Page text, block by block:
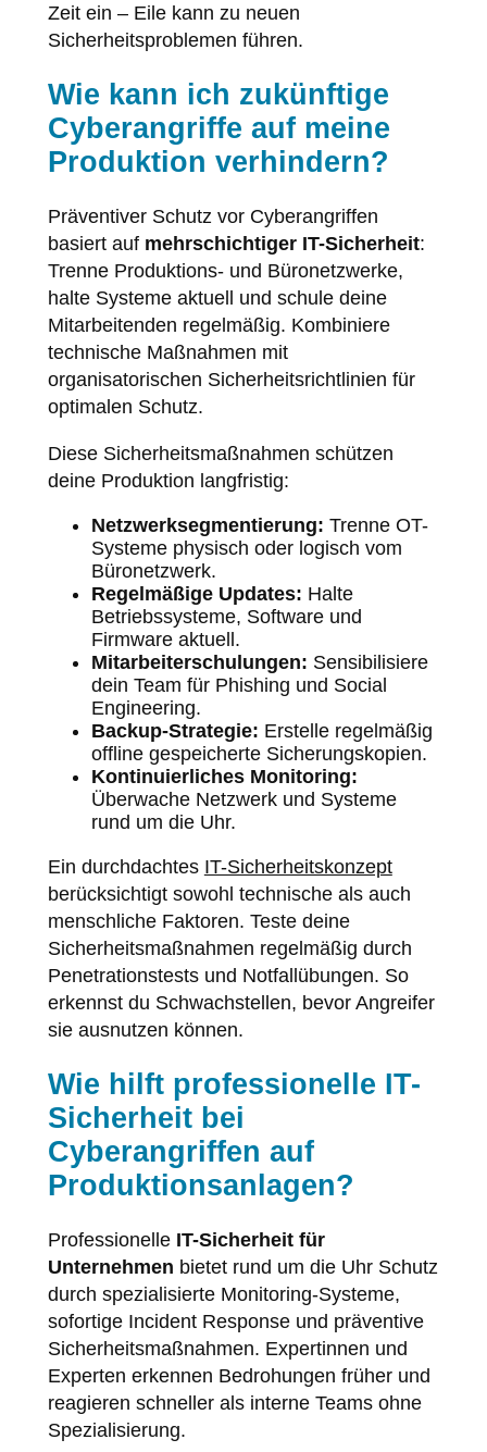
Zeit ein – Eile kann zu neuen
Sicherheitsproblemen führen.
Wie kann ich zukünftige
Cyberangriffe auf meine
Produktion verhindern?
Präventiver Schutz vor Cyberangriffen
basiert auf mehrschichtiger IT-Sicherheit:
Trenne Produktions- und Büronetzwerke,
halte Systeme aktuell und schule deine
Mitarbeitenden regelmäßig. Kombiniere
technische Maßnahmen mit
organisatorischen Sicherheitsrichtlinien für
optimalen Schutz.
Diese Sicherheitsmaßnahmen schützen
deine Produktion langfristig:
Netzwerksegmentierung: Trenne OT-
Systeme physisch oder logisch vom
Büronetzwerk.
Regelmäßige Updates: Halte
Betriebssysteme, Software und
Firmware aktuell.
Mitarbeiterschulungen: Sensibilisiere
dein Team für Phishing und Social
Engineering.
Backup-Strategie: Erstelle regelmäßig
offline gespeicherte Sicherungskopien.
Kontinuierliches Monitoring:
Überwache Netzwerk und Systeme
rund um die Uhr.
Ein durchdachtes IT-Sicherheitskonzept
berücksichtigt sowohl technische als auch
menschliche Faktoren. Teste deine
Sicherheitsmaßnahmen regelmäßig durch
Penetrationstests und Notfallübungen. So
erkennst du Schwachstellen, bevor Angreifer
sie ausnutzen können.
Wie hilft professionelle IT-
Sicherheit bei
Cyberangriffen auf
Produktionsanlagen?
Professionelle IT-Sicherheit für
Unternehmen bietet rund um die Uhr Schutz
durch spezialisierte Monitoring-Systeme,
sofortige Incident Response und präventive
Sicherheitsmaßnahmen. Expertinnen und
Experten erkennen Bedrohungen früher und
reagieren schneller als interne Teams ohne
Spezialisierung.